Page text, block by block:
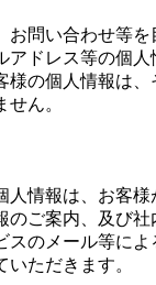
お問い合わせ等
アドレス等の個
様の個人情報は
ん。
人情報は、お客
のご案内、及び
スのメール等に
ただきます。